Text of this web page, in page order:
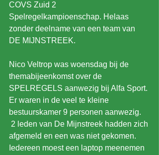
COVS Zuid 2
Spelregelkampioenschap. Helaas
zonder deelname van een team van
DE MIJNSTREEK.
Nico Veltrop was woensdag bij de
themabijeenkomst over de
SPELREGELS aanwezig bij Alfa Sport.
Er waren in de veel te kleine
bestuurskamer 9 personen aanwezig.
afgemeld en een was niet gekomen.
Iedereen moest een laptop meenemen